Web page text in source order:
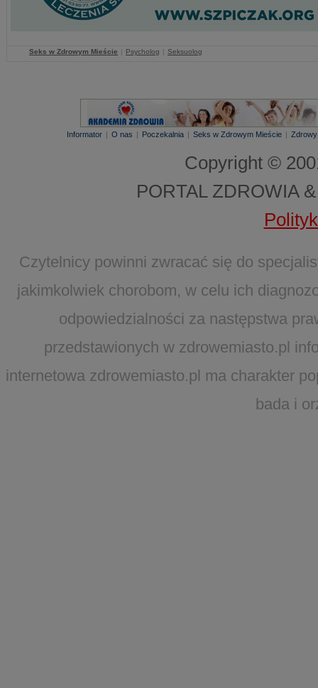
Seks w Zdrowym Mieście | Psycholog | Seksuolog
Informator | O nas | Poczekalnia | Seks w Zdrowym Mieście |
Copyright ©
PORTAL ZDROWIA
Czytelnicy powinni zwracać się do
jakimkolwiek chorobom, w celu ich
odpowiedzialności za następstwa
przedstawionych w zdrowemiasto.pl
internetowa zdrowemiasto.pl ma charakter
bada i